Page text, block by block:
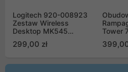
Logitech 920-008923
Zestaw Wireless
Desktop MK545
299,00 zł
Tower